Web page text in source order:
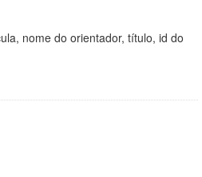
nome do orientador, título, id do